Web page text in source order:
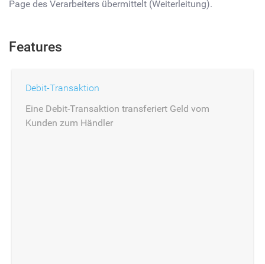
Page des Verarbeiters übermittelt (Weiterleitung).
Features
Debit-Transaktion
Eine Debit-Transaktion transferiert Geld vom
Kunden zum Händler